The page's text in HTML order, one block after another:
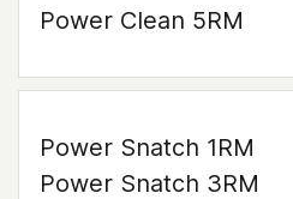
Power Clean 5RM
Power Snatch 1RM
Power Snatch 3RM